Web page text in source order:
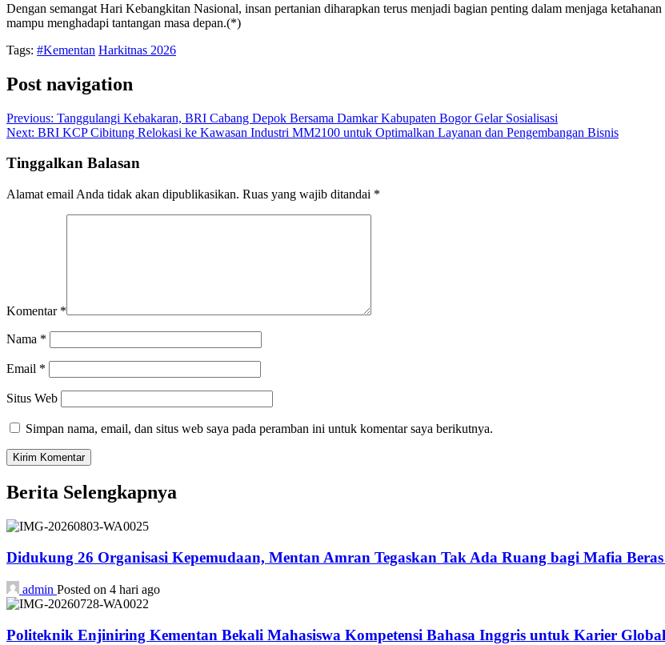
Dengan semangat Hari Kebangkitan Nasional, insan pertanian diharapkan terus menjadi bagian penting dalam menjaga
mampu menghadapi tantangan masa depan.(*)
Tags: #Kementan Harkitnas 2026
Post navigation
Previous: Tanggulangi Kebakaran, BRI Cabang Depok Bersama Damkar Kabupaten Bogor Gelar Sosialisasi
Next: BRI KCP Cibitung Relokasi ke Kawasan Industri MM2100 untuk Optimalkan Layanan dan Pengembangan Bisnis
Tinggalkan Balasan
Alamat email Anda tidak akan dipublikasikan. Ruas yang wajib ditandai *
Komentar *
Nama *
Email *
Situs Web
Simpan nama, email, dan situs web saya pada peramban ini untuk komentar saya berikutnya.
Berita Selengkapnya
Didukung 26 Organisasi Kepemudaan, Mentan Amran Tegaskan Tak Ada Ruang bagi Mafia
admin Posted on 4 hari ago
Politeknik Enjiniring Kementan Bekali Mahasiswa Kompetensi Bahasa Inggris untuk Karier Global